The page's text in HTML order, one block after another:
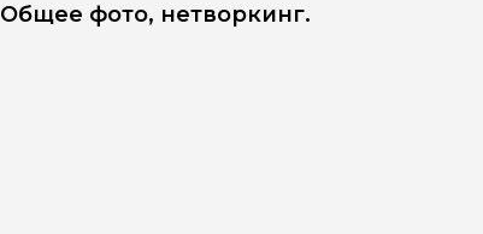
Общее фото, нетворкинг.